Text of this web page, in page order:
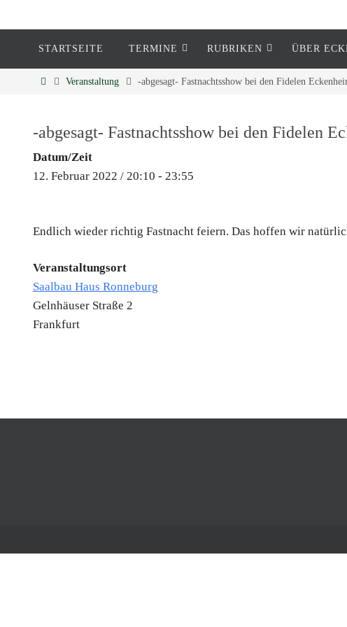
Eckenheim
STARTSEITE TERMINE RUBRIKEN ÜBER
Veranstaltung -abgesagt- Fastnachtsshow bei den Fidelen
-abgesagt- Fastnachtsshow bei den Fidelen
Datum/Zeit
12. Februar 2022 / 20:10 - 23:55
Endlich wieder richtig Fastnacht feiern. Das hoffen wir
Veranstaltungsort
Saalbau Haus Ronneburg
Gelnhäuser Straße 2
Frankfurt